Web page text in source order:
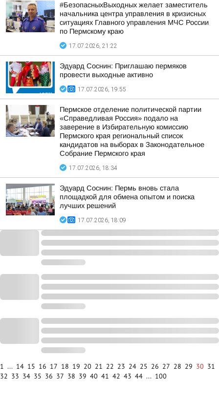
#БезопасныхВыходных желает заместитель
начальника центра управления в кризисных
ситуациях Главного управления МЧС России
по Пермскому краю
17.07.2026, 21:22
Эдуард Соснин: Приглашаю пермяков
провести выходные активно
17.07.2026, 19:55
Пермское отделение политической партии
«Справедливая Россия» подало на
заверение в Избирательную комиссию
Пермского края региональный список
кандидатов на выборах в Законодательное
Собрание Пермского края
17.07.2026, 18:34
Эдуард Соснин: Пермь вновь стала
площадкой для обмена опытом и поиска
лучших решений
17.07.2026, 18:09
1 ... 14 15 16 17 18 19 20 21 22 23 24 25 26 27 28 29 30 31
32 33 34 35 36 37 38 39 40 41 42 43 44 ... 100